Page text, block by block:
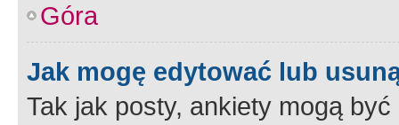
Góra
Jak mogę edytować lub
Tak jak posty, ankiety mogą